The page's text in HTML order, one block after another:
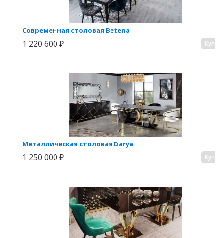
Современная столовая Betena
1 220 600 ₽
Металлическая столовая Darya
1 250 000 ₽